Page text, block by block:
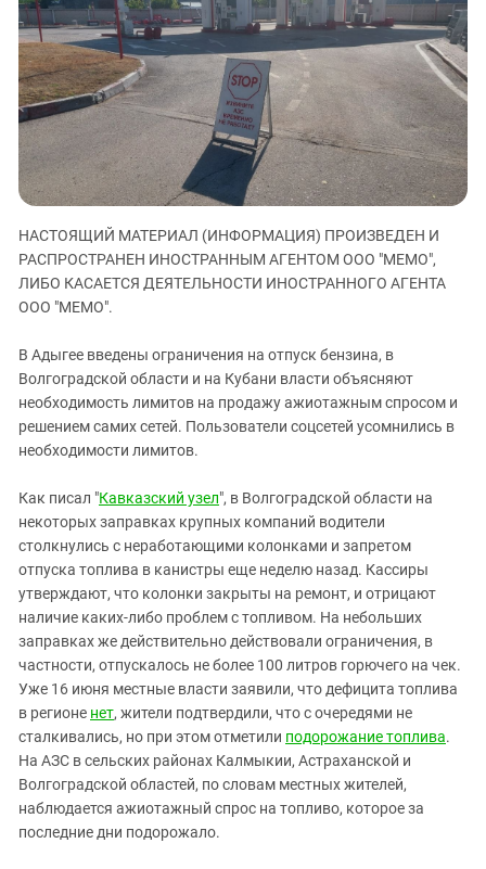
ЗАСТАВЛЯЕТ
КАВКАЗ ЗА ПАЛЕСТИНУ
ИНАКОМЫСЛИЕ В ЧЕЧНЕ
ПРЕСЛЕДОВАНИЕ АКТИВИСТОВ
МОБИЛИЗАЦИЯ И ПРОТЕСТЫ
Дагестан
Ингушетия
Кабардино-Балкария
Калмыкия
Карачаево-Черкесия
Краснодарский край
Российская Федерация
Ростовская область
СКФО
Ставропольский край
Чечня
Южная Осетия
Южный Кавказ
ЮФО
НАСТОЯЩИЙ МАТЕРИАЛ (ИНФОРМАЦИЯ) ПРОИЗВЕДЕН И
РАСПРОСТРАНЕН ИНОСТРАННЫМ АГЕНТОМ ООО "МЕМО",
ЛИБО КАСАЕТСЯ ДЕЯТЕЛЬНОСТИ ИНОСТРАННОГО АГЕНТА
ООО "МЕМО".
В Адыгее введены ограничения на отпуск бензина, в
Волгоградской области и на Кубани власти объясняют
необходимость лимитов на продажу ажиотажным спросом и
решением самих сетей. Пользователи соцсетей усомнились в
необходимости лимитов.
Как писал "Кавказский узел", в Волгоградской области на
некоторых заправках крупных компаний водители
столкнулись с неработающими колонками и запретом
отпуска топлива в канистры еще неделю назад. Кассиры
утверждают, что колонки закрыты на ремонт, и отрицают
наличие каких-либо проблем с топливом. На небольших
заправках же действительно действовали ограничения, в
частности, отпускалось не более 100 литров горючего на чек.
Уже 16 июня местные власти заявили, что дефицита топлива
в регионе нет, жители подтвердили, что с очередями не
сталкивались, но при этом отметили подорожание топлива.
На АЗС в сельских районах Калмыкии, Астраханской и
Волгоградской областей, по словам местных жителей,
наблюдается ажиотажный спрос на топливо, которое за
последние дни подорожало.